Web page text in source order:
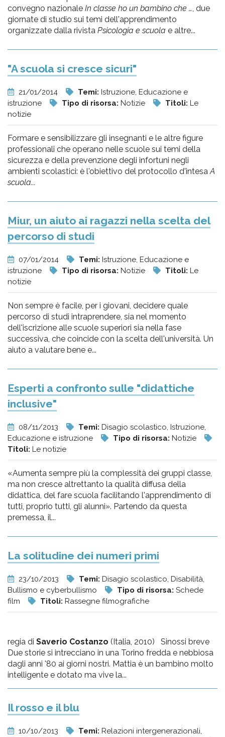
convegno nazionale In classe ho un bambino che …, due
giornate di studio sui temi dell'apprendimento
organizzate dalla rivista Psicologia e scuola e altre...
"A scuola si cresce sicuri"
21/01/2014 Temi: Istruzione, Educazione e
istruzione
Tipo di risorsa: Notizie Titoli: Le
notizie
Formare e sensibilizzare gli insegnanti e le altre figure
professionali che operano nelle scuole sui temi della
sicurezza e della prevenzione degli infortuni negli
ambienti scolastici: è l'obiettivo del protocollo d'intesaA
scuola...
Miur, un aiuto ai ragazzi nella scelta del
percorso di studi
07/01/2014 Temi: Istruzione, Educazione e
istruzione
Tipo di risorsa: Notizie Titoli: Le
notizie
Non sempre è facile, per i giovani, decidere quale
percorso di studi intraprendere, sia nel momento
dell'iscrizione alle scuole superiori sia nella fase
successiva, che coincide con la scelta dell'università. Un
aiuto a valutare bene e...
Esperti a confronto sulle "didattiche
inclusive"
08/11/2013 Temi: Disagio scolastico, Istruzione,
Educazione e istruzione
Tipo di risorsa: Notizie
Titoli: Le notizie
«Aumenta sempre più la complessità dei gruppi classe,
ma non cresce altrettanto la qualità diffusa della
didattica, del fare scuola facilitando l'apprendimento di
tutti, proprio tutti, gli alunni». Partendo da questa
premessa, il...
La solitudine dei numeri primi
23/10/2013 Temi: Disagio scolastico, Disabilità,
Bullismo e cyberbullismo
Tipo di risorsa: Schede
film
Titoli: Rassegne filmografiche
regia di Saverio Costanzo (Italia, 2010) Sinossi breve
Due storie si intrecciano in una Torino fredda e nebbiosa
dagli anni '80 ai giorni nostri. Mattia è un bambino molto
intelligente e dotato ma vive la...
Il rosso e il blu
10/10/2013 Temi: Relazioni intergenerazionali,